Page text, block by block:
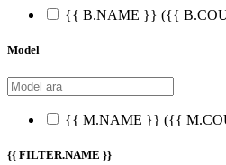
{{ B.NAME }} ({{
Model
{{ M.NAME }} ({{
{{ FILTER.NAME }}